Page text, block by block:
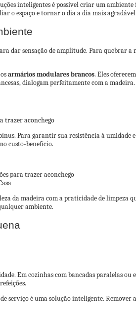
inteligentes é possível criar um
o espaço e tornar o dia a dia mais agradável.
dar sensação de amplitude. Para quebrar a
armários modulares brancos. Eles
dialogam perfeitamente com a madeira.
Para garantir sua resistência à umidade
custo-benefício.
da madeira com a praticidade de limpeza
ambiente.
Em cozinhas com bancadas paralelas ou
serviço é uma solução inteligente.